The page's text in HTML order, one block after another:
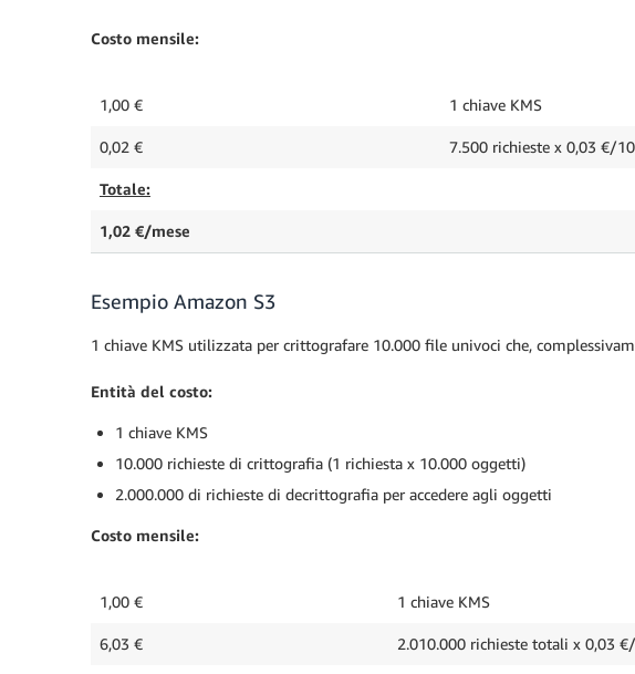
Costo mensile:
1,00 € 1 chiave KMS
0,02 € 7.500 richieste x 0,03 €/
Totale:
1,02 €/mese
Esempio Amazon S3
1 chiave KMS utilizzata per crittografare 10.000 file univoci che,
Entità del costo:
1 chiave KMS
10.000 richieste di crittografia (1 richiesta x 10.000 oggetti)
2.000.000 di richieste di decrittografia per accedere agli oggetti
Costo mensile:
1,00 € 1 chiave KMS
6,03 € 2.010.000 richieste totali x 0,03